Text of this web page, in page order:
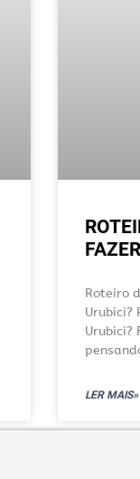
Roteiro
Urubici?
Urubici?
LER MAIS»